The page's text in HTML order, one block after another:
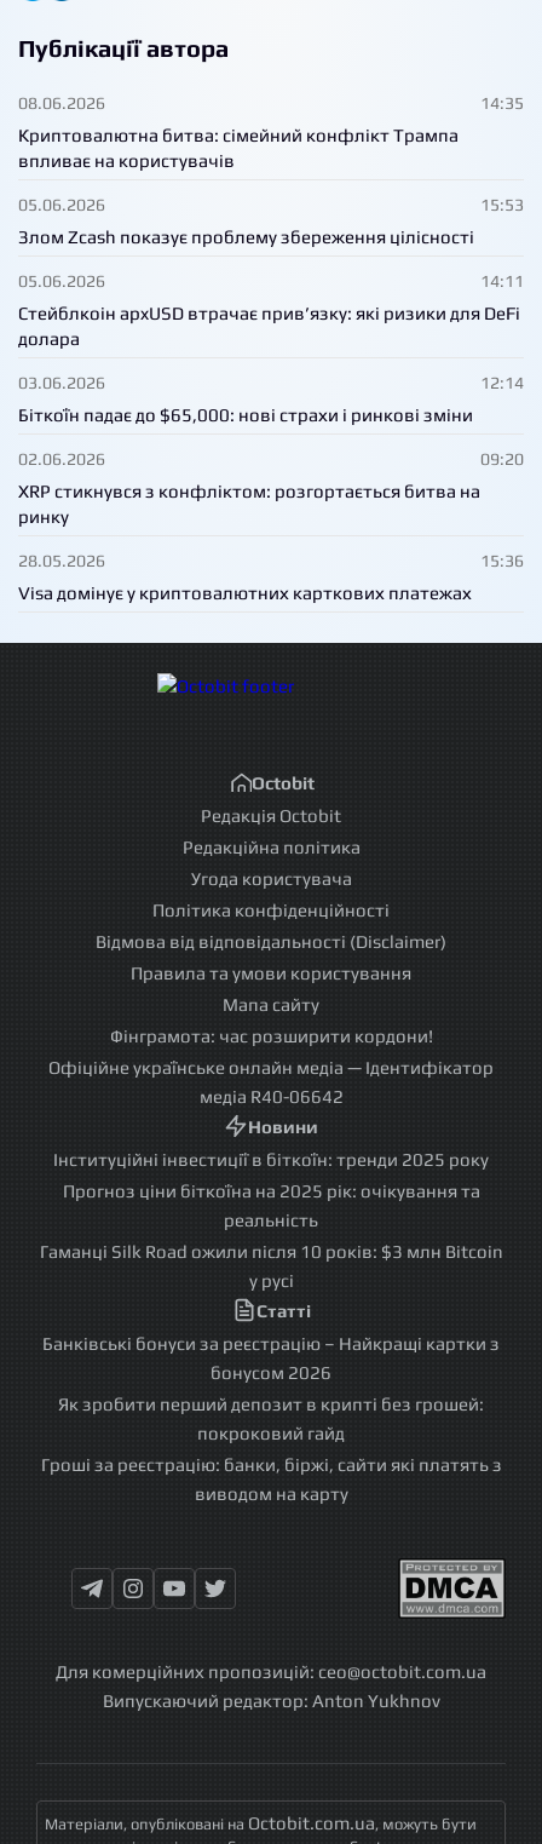
Публікації автора
08.06.2026 14:35
Криптовалютна битва: сімейний конфлікт Трампа
впливає на користувачів
05.06.2026 15:53
Злом Zcash показує проблему збереження цілісності
05.06.2026 14:11
Стейблкоін apxUSD втрачає прив’язку: які ризики для DeFi
долара
03.06.2026 12:14
Біткоїн падає до $65,000: нові страхи і ринкові зміни
02.06.2026 09:20
XRP стикнувся з конфліктом: розгортається битва на
ринку
28.05.2026 15:36
Visa домінує у криптовалютних карткових платежах
Octobit
Редакція Octobit
Редакційна політика
Угода користувача
Політика конфіденційності
Відмова від відповідальності (Disclaimer)
Правила та умови користування
Мапа сайту
Фінграмота: час розширити кордони!
Офіційне українське онлайн медіа — Ідентифікатор
медіа R40-06642
Новини
Інституційні інвестиції в біткоїн: тренди 2025 року
Прогноз ціни біткоїна на 2025 рік: очікування та
реальність
Гаманці Silk Road ожили після 10 років: $3 млн Bitcoin
у русі
Статті
Банківські бонуси за реєстрацію – Найкращі картки з
бонусом 2026
Як зробити перший депозит в крипті без грошей:
покроковий гайд
Гроші за реєстрацію: банки, біржі, сайти які платять з
виводом на карту
Для комерційних пропозицій: ceo@octobit.com.ua
Випускаючий редактор: Anton Yukhnov
Матеріали, опубліковані на Octobit.com.ua, можуть бути